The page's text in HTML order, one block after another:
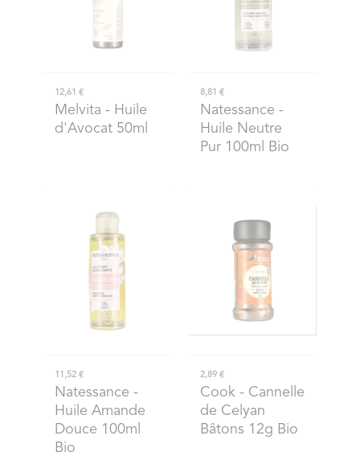
12,61 €
Melvita - Huile
d'Avocat 50ml
8,81 €
Natessance -
Huile Neutre
Pur 100ml Bio
11,52 €
Natessance -
Huile Amande
Douce 100ml
Bio
2,89 €
Cook- Cannelle
de Celyan
Bâtons 12g Bio